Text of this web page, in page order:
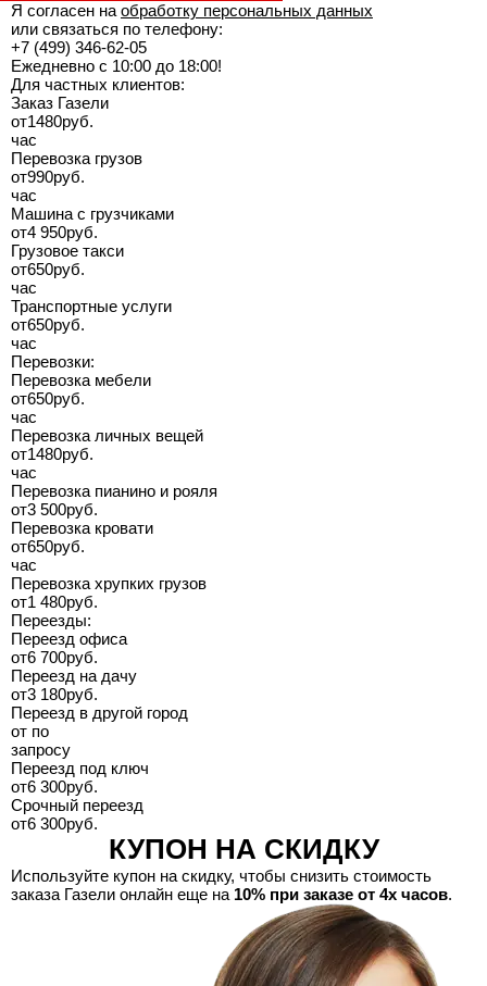
Я согласен на обработку персональных данных
или связаться по телефону:
+7 (499) 346-62-05
Ежедневно с 10:00 до 18:00!
Для частных клиентов:
Заказ Газели
от1480руб.
час
Перевозка грузов
от990руб.
час
Машина с грузчиками
от4 950руб.
Грузовое такси
от650руб.
час
Транспортные услуги
от650руб.
час
Перевозки:
Перевозка мебели
от650руб.
час
Перевозка личных вещей
от1480руб.
час
Перевозка пианино и рояля
от3 500руб.
Перевозка кровати
от650руб.
час
Перевозка хрупких грузов
от1 480руб.
Переезды:
Переезд офиса
от6 700руб.
Переезд на дачу
от3 180руб.
Переезд в другой город
от по
запросу
Переезд под ключ
от6 300руб.
Срочный переезд
от6 300руб.
КУПОН НА СКИДКУ
Используйте купон на скидку, чтобы снизить стоимость
заказа Газели онлайн еще на 10% при заказе от 4х часов.